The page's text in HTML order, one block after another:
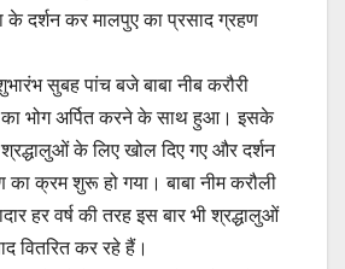
के दर्शन कर मालपुए का प्रसाद ग्रहण
सुबह पांच बजे बाबा नीब करौरी
का भोग अर्पित करने के साथ हुआ। इसके
के लिए खोल दिए गए और दर्शन
का क्रम शुरू हो गया। बाबा नीम करौली
हर वर्ष की तरह इस बार भी श्रद्धालुओं
वितरित कर रहे हैं।